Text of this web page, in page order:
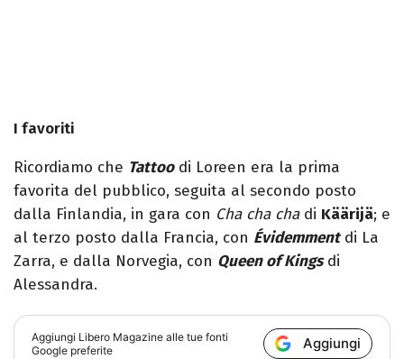
I favoriti
Ricordiamo che Tattoodi Loreen era la prima
favorita del pubblico, seguita al secondo posto
dalla Finlandia, in gara con Cha cha chadi Käärijä; e
al terzo posto dalla Francia, con Évidemmentdi La
Zarra, e dalla Norvegia, con Queen of Kingsdi
Alessandra.
Aggiungi Libero Magazine alle tue fonti
Google preferite
Aggiungi